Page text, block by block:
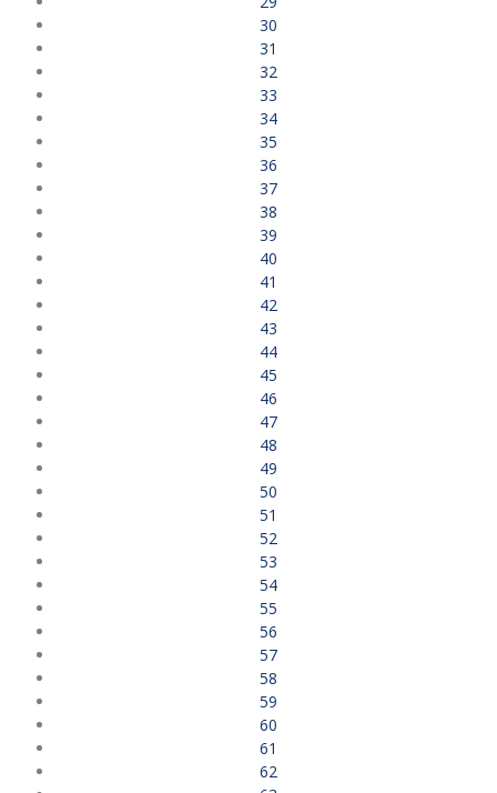
30
31
32
33
34
35
36
37
38
39
40
41
42
43
44
45
46
47
48
49
50
51
52
53
54
55
56
57
58
59
60
61
62